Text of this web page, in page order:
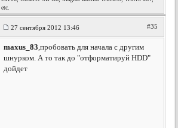
etc.
27 сентября 2012 13:46 #35
maxus_83,пробовать для начала с другим
шнурком. А то так до "отформатируй HDD"
дойдет